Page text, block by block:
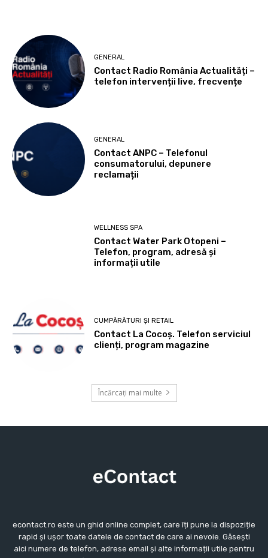
GENERAL
Contact Radio România Actualități –
telefon intervenții live, frecvențe
GENERAL
Contact ANPC – Telefonul
consumatorului, depunere
reclamații
WELLNESS SPA
Contact Water Park Otopeni –
Telefon, program, adresă și
informații utile
CUMPĂRĂTURI ȘI RETAIL
Contact La Cocoș. Telefon serviciul
clienți, program magazine
Încărcați mai multe
econtact.ro este un ghid online complet, care îți pune la dispoziție
rapid și ușor toate datele de contact de care ai nevoie. Găsești
aici numere de telefon, adrese email și alte informații utile pentru